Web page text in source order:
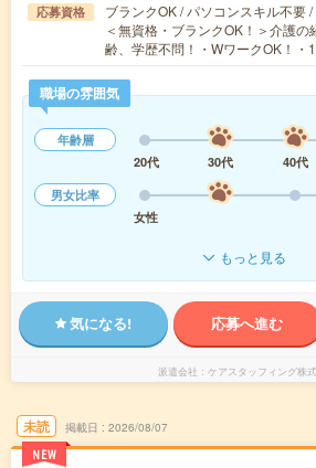
応募資格
ブランクOK / パソコンスキル不要
＜無資格・ブランクOK！＞介護
齢、学歴不問！・WワークOK！
職場の雰囲気
年齢層
20代
30代 40代
男女比率
女性
もっと見る
気になる! 応募へ進む
派遣会社 ケアスタッフィング株
未読
NEW
掲載日 2026/08/07